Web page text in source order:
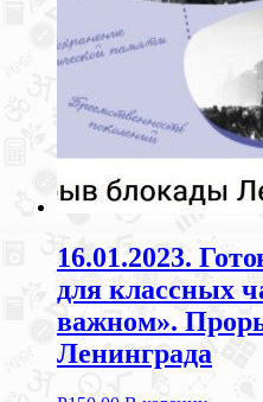
16.01.2023.
для классных
важном».
Ленинграда